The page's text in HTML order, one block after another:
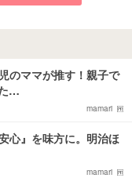
のママが推す！親子で
…
mamari
心』を味方に。明治ほ
mamari